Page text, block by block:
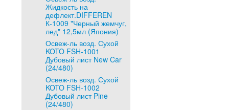
Жидкость на
дефлект.DIFFEREN
К-1009 "Черный жемчуг,
лед" 12,5мл (Япония)
Освеж-ль возд. Сухой
KOTO FSH-1001
Дубовый лист New Car
(24/480)
Освеж-ль возд. Сухой
KOTO FSH-1002
Дубовый лист Pine
(24/480)